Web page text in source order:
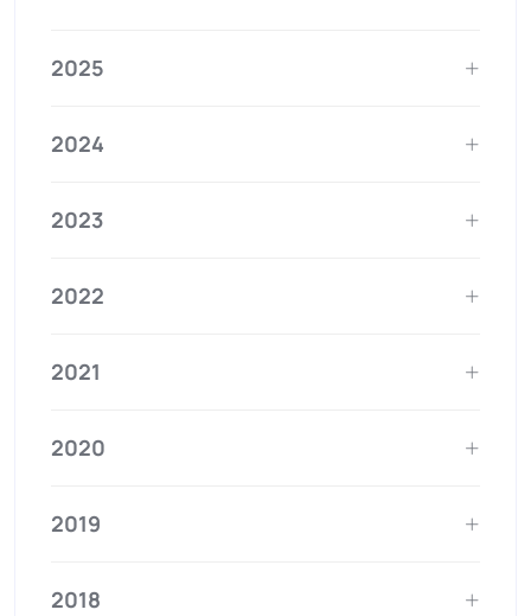
2025
2024
2023
2022
2021
2020
2019
2018